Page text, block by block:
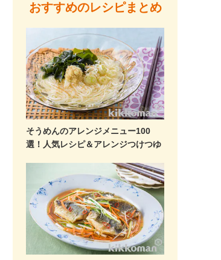
おすすめのレシピまとめ
そうめんのアレンジメニュー100
選！人気レシピ＆アレンジつけつゆ